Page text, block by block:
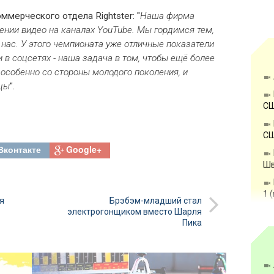
отдела Rightster: "Наша фирма
видео на каналах YouTube. Мы гордимся тем,
У этого чемпионата уже отличные показатели
в соцсетях - наша задача в том, чтобы ещё более
со стороны молодого поколения, и
".
Google+
Брэбэм-младший стал
электрогонщиком вместо Шарля
Пика
1